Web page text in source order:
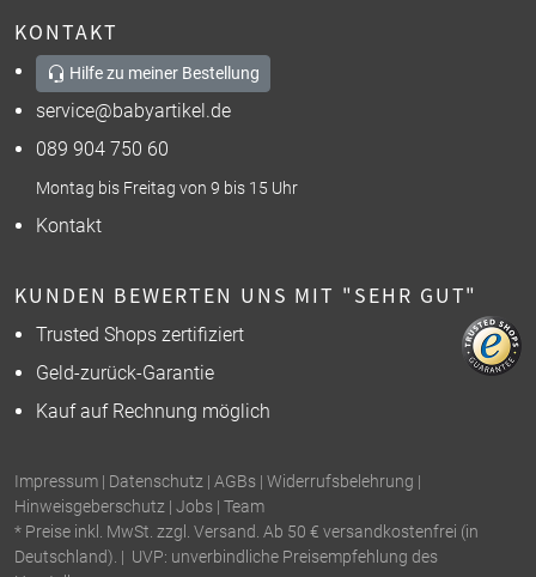
KONTAKT
Hilfe zu meiner Bestellung
service@babyartikel.de
089 904 750 60
Montag bis Freitag von 9 bis 15 Uhr
Kontakt
KUNDEN BEWERTEN UNS MIT "SEHR GUT"
Trusted Shops zertifiziert
Geld-zurück-Garantie
Kauf auf Rechnung möglich
Impressum | Datenschutz | AGBs | Widerrufsbelehrung |
Hinweisgeberschutz | Jobs | Team
* Preise inkl. MwSt. zzgl. Versand. Ab 50 € versandkostenfrei (in
Deutschland). | UVP: unverbindliche Preisempfehlung des